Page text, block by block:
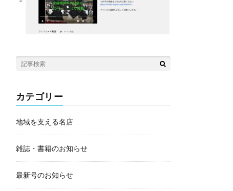
カテゴリー
地域を支える名店
雑誌・書籍のお知らせ
最新号のお知らせ